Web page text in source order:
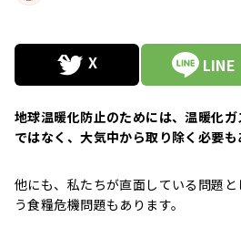
LINE
地球温暖化防止のためには、温暖化
ではなく、大気中から取り除く必要も
他にも、私たちが直面している問題
う食糧危機問題もあります。